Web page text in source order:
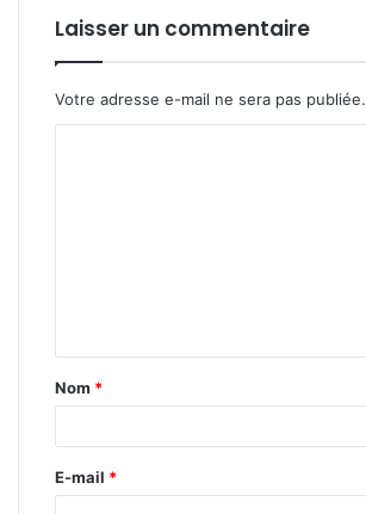
Laisser un commentaire
Votre adresse e-mail ne sera pas publiée.
t
a
e
Nom *
E-mail *